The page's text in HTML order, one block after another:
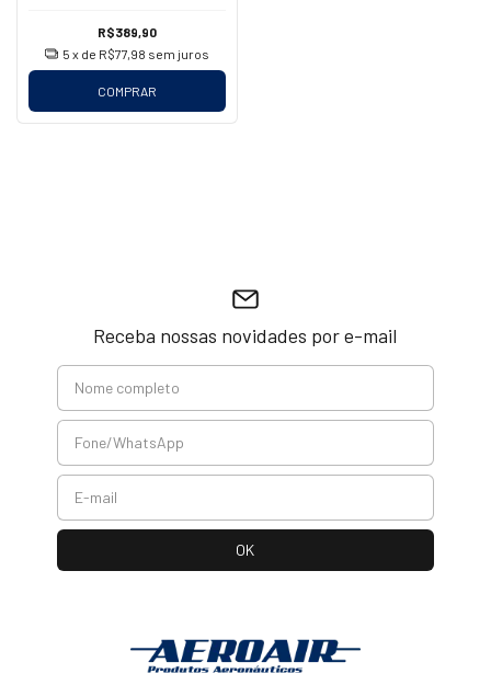
R$389,90
5 x de R$77,98 sem juros
COMPRAR
Receba nossas novidades por e-mail